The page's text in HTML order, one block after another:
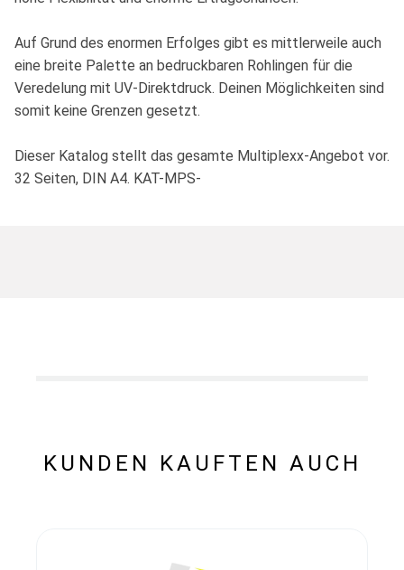
Auf Grund des enormen Erfolges gibt es mittlerweile auch
eine breite Palette an bedruckbaren Rohlingen für die
Veredelung mit UV-Direktdruck. Deinen Möglichkeiten sind
somit keine Grenzen gesetzt.
Dieser Katalog stellt das gesamte Multiplexx-Angebot vor.
32 Seiten, DIN A4. KAT-MPS-
KUNDEN KAUFTEN AUCH